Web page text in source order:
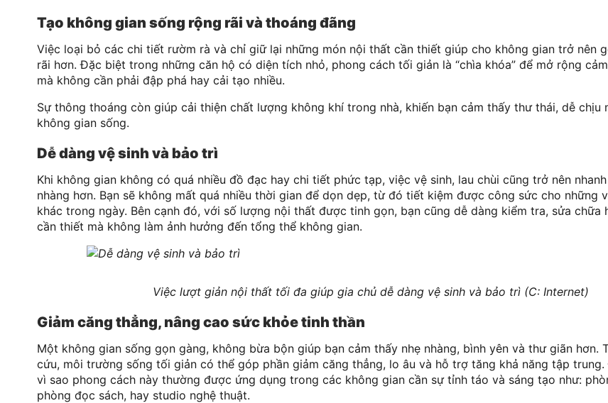
Tạo không gian sống rộng rãi và thoáng đãng
Việc loại bỏ các chi tiết rườm rà và chỉ giữ lại những món nội thất cần thiết giúp cho không gian trở nên
rãi hơn. Đặc biệt trong những căn hộ có diện tích nhỏ, phong cách tối giản là “chìa khóa” để mở rộng
mà không cần phải đập phá hay cải tạo nhiều.
Sự thông thoáng còn giúp cải thiện chất lượng không khí trong nhà, khiến bạn cảm thấy thư thái, dễ chịu
không gian sống.
Dễ dàng vệ sinh và bảo trì
Khi không gian không có quá nhiều đồ đạc hay chi tiết phức tạp, việc vệ sinh, lau chùi cũng trở nên
nhàng hơn. Bạn sẽ không mất quá nhiều thời gian để dọn dẹp, từ đó tiết kiệm được công sức cho những
khác trong ngày. Bên cạnh đó, với số lượng nội thất được tinh gọn, bạn cũng dễ dàng kiểm tra, sửa chữa
cần thiết mà không làm ảnh hưởng đến tổng thể không gian.
Việc lượt giản nội thất tối đa giúp gia chủ dễ dàng vệ sinh và bảo trì (C: Internet)
Giảm căng thẳng, nâng cao sức khỏe tinh thần
Một không gian sống gọn gàng, không bừa bộn giúp bạn cảm thấy nhẹ nhàng, bình yên và thư giãn hơn.
cứu, môi trường sống tối giản có thể góp phần giảm căng thẳng, lo âu và hỗ trợ tăng khả năng tập
vì sao phong cách này thường được ứng dụng trong các không gian cần sự tỉnh táo và sáng tạo như:
phòng đọc sách, hay studio nghệ thuật.